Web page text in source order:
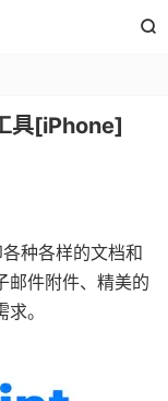

具[iPhone]
种各样的文档和
邮件附件、精美的
。